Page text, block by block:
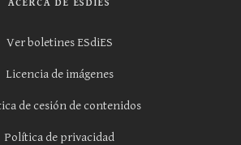
ACERCA DE ESDIES
Ver boletines ESdiES
Licencia de imágenes
de cesión de contenidos
Política de privacidad